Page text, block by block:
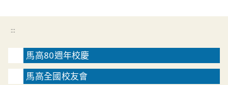
:::
馬高80週年校慶
馬高全國校友會